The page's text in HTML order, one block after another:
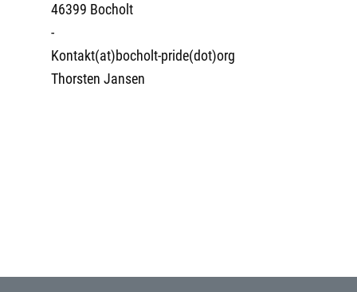
46399 Bocholt
-
Kontakt(at)bocholt-pride(dot)org
Thorsten Jansen